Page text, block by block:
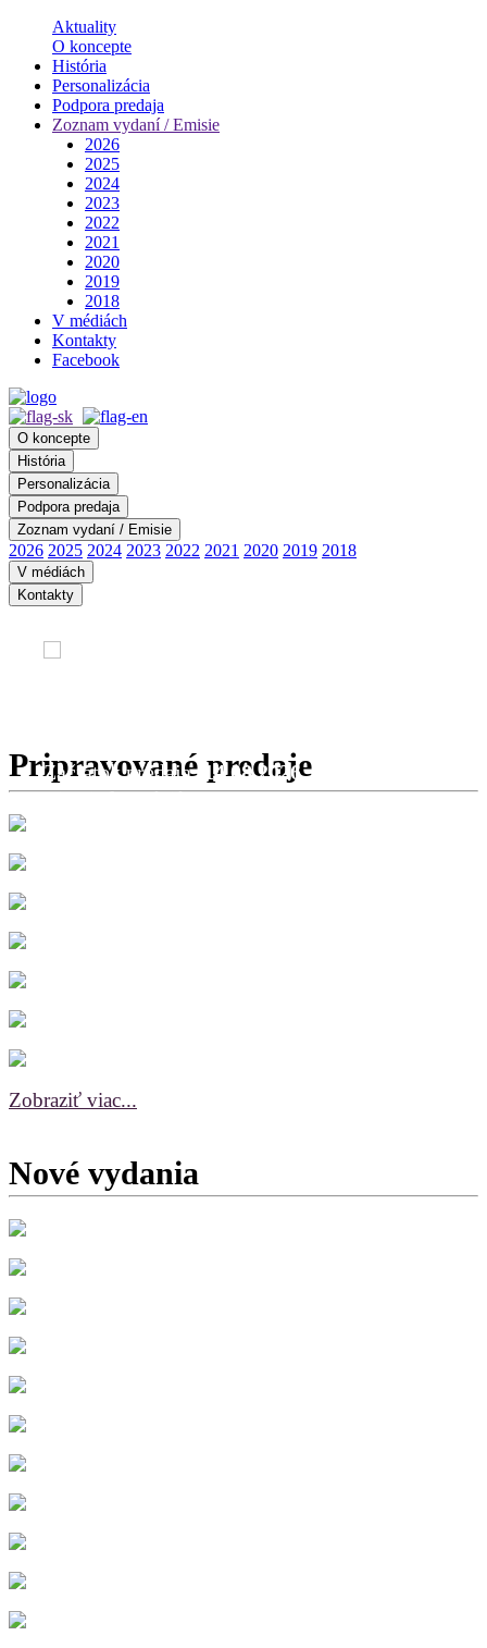
Aktuality
O koncepte
História
Personalizácia
Podpora predaja
Zoznam vydaní / Emisie
2026
2025
2024
2023
2022
2021
2020
2019
2018
V médiách
Kontakty
Facebook
O koncepte
História
Personalizácia
Podpora predaja
Zoznam vydaní / Emisie
2026 2025 2024 2023 2022 2021 2020 2019 2018
V médiách
Kontakty
14.08.2026
tu ...
Pripravované predaje
Zobraziť viac...
Nové vydania